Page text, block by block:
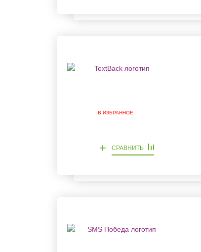
В ИЗБРАННОЕ
+ СРАВНИТЬ